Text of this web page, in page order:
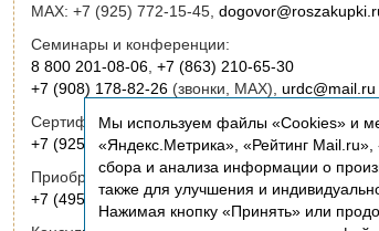
MAX: +7 (925) 772-15-45,
Семинары и конференции:
8 800 201-08-06, +7 (863) 210-65-30
+7 (908) 178-82-26(звонки, MAX), urdc@mail.ru
Сертификация:
+7 (925) 772-15-45(звонки, MAX),
Приобретение книг:
+7 (495) 772-00-14,institut@roszakupki.ru
Мы используем файлы «Cookies» и
«Яндекс.Метрика», «Рейтинг
сбора и анализа информации о
также для улучшения и
Нажимая кнопку «Принять» или